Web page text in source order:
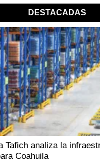
DESTACADAS
Tafich analiza la
Coahuila